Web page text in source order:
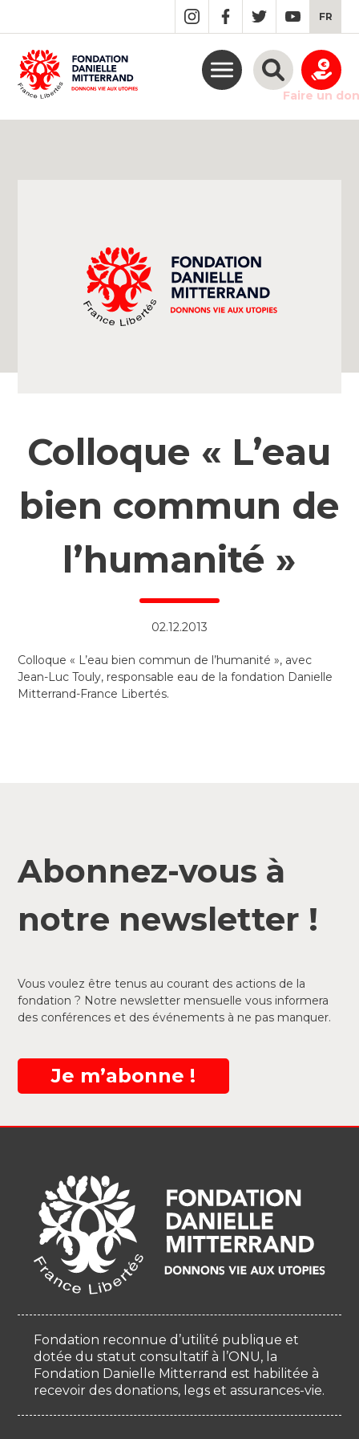
MAIN
CONTENT
FR
Faire un don
Colloque « L’eau
bien commun de
l’humanité »
02.12.2013
Colloque « L’eau bien commun de l’humanité », avec
Jean-Luc Touly, responsable eau de la fondation Danielle
Mitterrand-France Libertés.
Abonnez-vous à
notre newsletter !
Vous voulez être tenus au courant des actions de la
fondation ? Notre newsletter mensuelle vous informera
des conférences et des événements à ne pas manquer.
Je m’abonne !
Fondation reconnue d’utilité publique et
dotée du statut consultatif à l’ONU, la
Fondation Danielle Mitterrand est habilitée à
recevoir des donations, legs et assurances-vie.